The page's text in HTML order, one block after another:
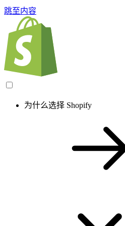
跳至内容
为什么选择 Shopify